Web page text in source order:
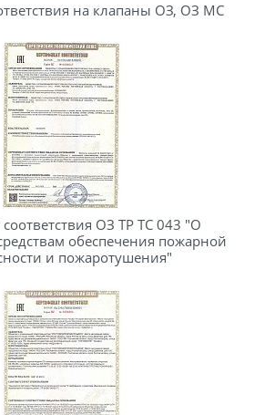
на клапаны ОЗ, ОЗ МС
ОЗ ТР ТС 043 "О
обеспечения пожарной
и пожаротушения"